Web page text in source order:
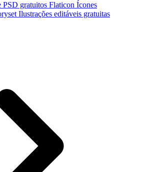
PSD gratuitos Flaticon Ícones
Ilustrações editáveis gratuitas